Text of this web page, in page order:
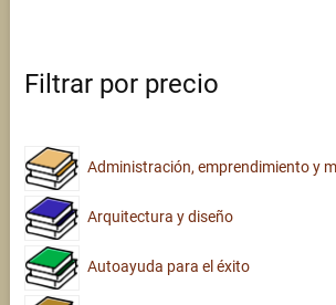
Filtrar por precio
Administración, emprendimiento y
Arquitectura y diseño
Autoayuda para el éxito